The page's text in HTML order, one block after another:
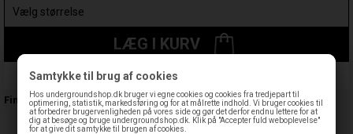
Samtykke til brug af cookies
Hos undergroundshop.dk bruger vi egne cookies og cookies fra tredjepart til
optimering, statistik, markedsføring og for at målrette indhold. Vi bruger cookies til
at forbedrer brugervenligheden på vores side og gør det derfor endnu lettere for at
dig at besøge og bruge undergroundshop.dk. Klik på "Accepter fuld weboplevelse"
for at give dit samtykke til brugen af cookies.
LÆG I KURV
Leveringstid: 1-3 hverdage
Findes også: